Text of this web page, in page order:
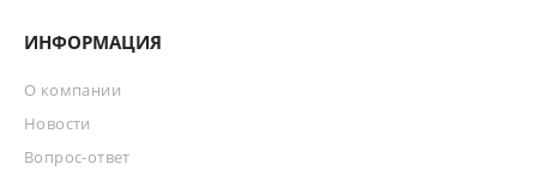
ИНФОРМАЦИЯ
О компании
Новости
Вопрос-ответ